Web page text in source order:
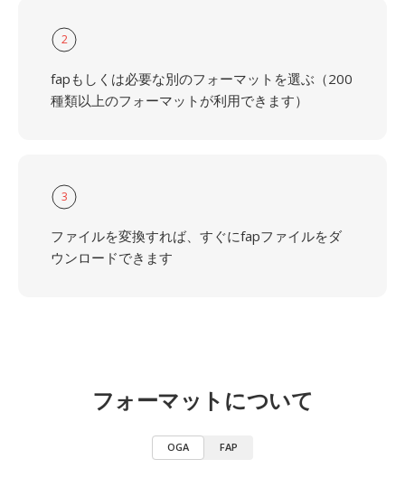
2
fapもしくは必要な別のフォーマットを選ぶ（200
種類以上のフォーマットが利用できます）
3
ファイルを変換すれば、すぐにfapファイルをダ
ウンロードできます
フォーマットについて
OGA FAP